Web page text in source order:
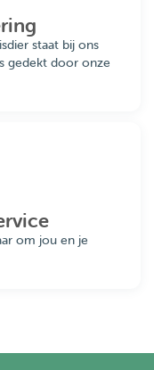
staat bij ons
gedekt door onze
om jou en je